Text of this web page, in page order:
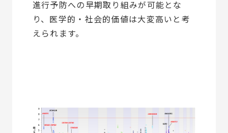
進行予防への早期取り組みが可能とな
り、医学的・社会的価値は大変高いと考
えられます。